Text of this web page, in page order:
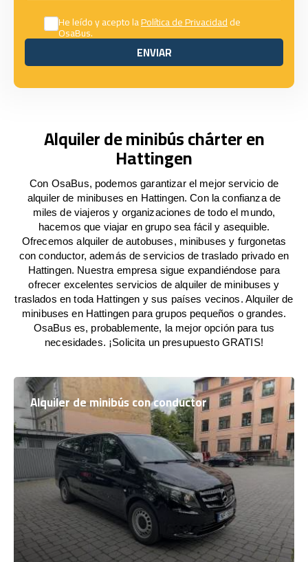
He leído y acepto laPolítica de Privacidadde
OsaBus.
ENVIAR
ENVIAR
Alquiler de minibús chárter en
Hattingen
Con OsaBus, podemos garantizar el mejor servicio de
alquiler de minibuses en Hattingen. Con la confianza de
miles de viajeros y organizaciones de todo el mundo,
hacemos que viajar en grupo sea fácil y asequible.
Ofrecemos alquiler de autobuses, minibuses y furgonetas
con conductor, además de servicios de traslado privado en
Hattingen. Nuestra empresa sigue expandiéndose para
ofrecer excelentes servicios de alquiler de minibuses y
traslados en toda Hattingen y sus países vecinos. Alquiler de
minibuses en Hattingen para grupos pequeños o grandes.
OsaBus es, probablemente, la mejor opción para tus
necesidades. ¡Solicita un presupuesto GRATIS!
Alquiler de minibús con conductor